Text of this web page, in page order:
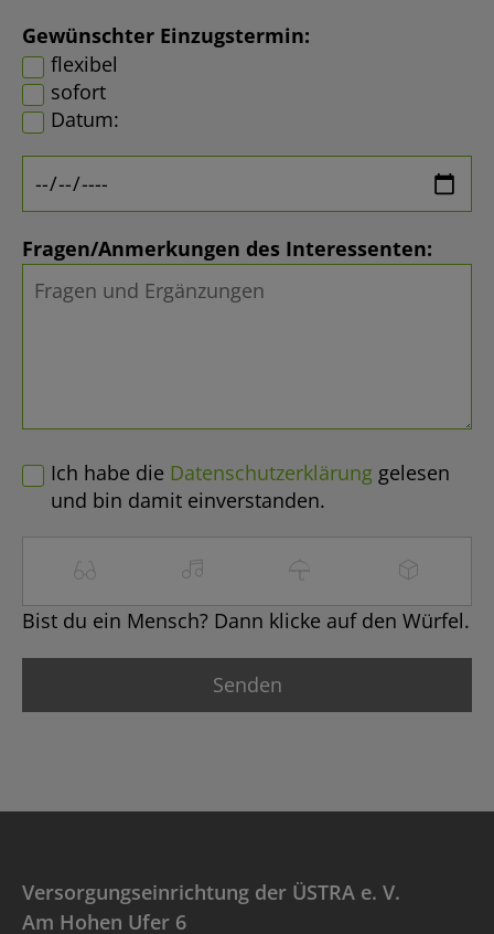
Gewünschter Einzugstermin:
flexibel
sofort
Datum:
Fragen/Anmerkungen des Interessenten:
Ich habe die Datenschutzerklärung gelesen
und bin damit einverstanden.
Bist du ein Mensch? Dann klicke auf den Würfel.
Versorgungseinrichtung der ÜSTRA e. V.
Am Hohen Ufer 6